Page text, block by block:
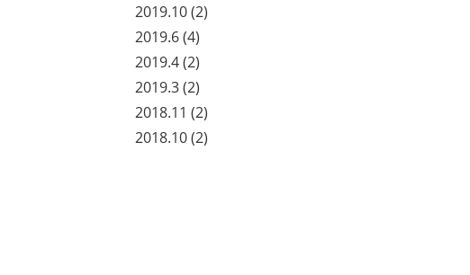
2019.10(2)
2019.6(4)
2019.4(2)
2019.3(2)
2018.11 (2)
2018.10(2)